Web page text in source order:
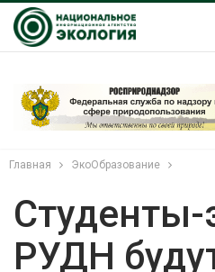
Главная ЭкоОбразование
Студенты-
РУДН